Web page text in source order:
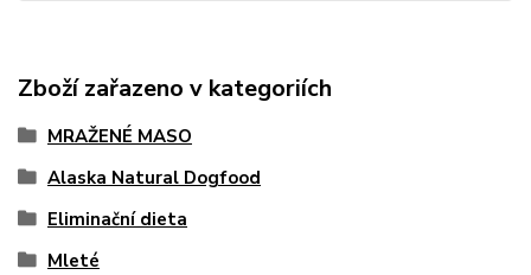
Zboží zařazeno v kategoriích
MRAŽENÉ MASO
Alaska Natural Dogfood
Eliminační dieta
Mleté